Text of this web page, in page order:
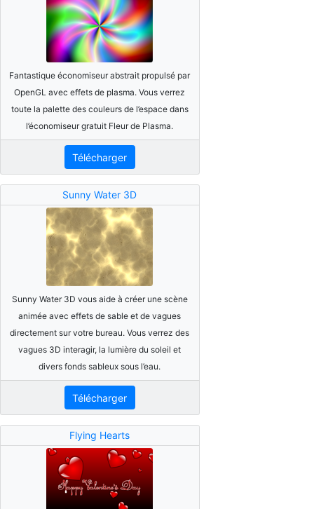
Fantastique économiseur abstrait propulsé par
OpenGL avec effets de plasma. Vous verrez
toute la palette des couleurs de l’espace dans
l’économiseur gratuit Fleur de Plasma.
Télécharger
Sunny Water 3D
Sunny Water 3D vous aide à créer une scène
animée avec effets de sable et de vagues
directement sur votre bureau. Vous verrez des
vagues 3D interagir, la lumière du soleil et
divers fonds sableux sous l’eau.
Télécharger
Flying Hearts